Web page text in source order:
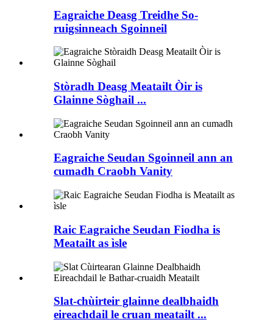
Eagraiche Deasg Treidhe So-
ruigsinneach Sgoinneil
Stòradh Deasg Meatailt Òir is
Glainne Sòghail ...
Eagraiche Seudan Sgoinneil ann an
cumadh Craobh Vanity
Raic Eagraiche Seudan Fiodha is
Meatailt as ìsle
Slat-chùirteir glainne dealbhaidh
eireachdail le cruan meatailt ...